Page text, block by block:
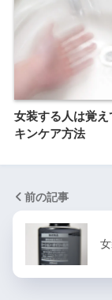
女装する人は覚
キンケア方法
前の記事